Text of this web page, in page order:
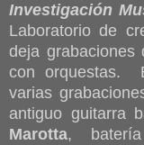
Investigación
Laboratorio de
deja grabaciones
con orquestas.
varias
antiguo guitarra
Marotta,